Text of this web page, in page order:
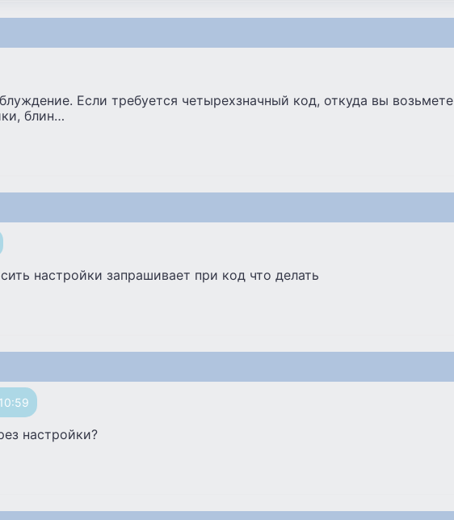
Если требуется четырехзначный код, откуда вы возьмете
блин…
настройки запрашивает при код что делать
настройки?